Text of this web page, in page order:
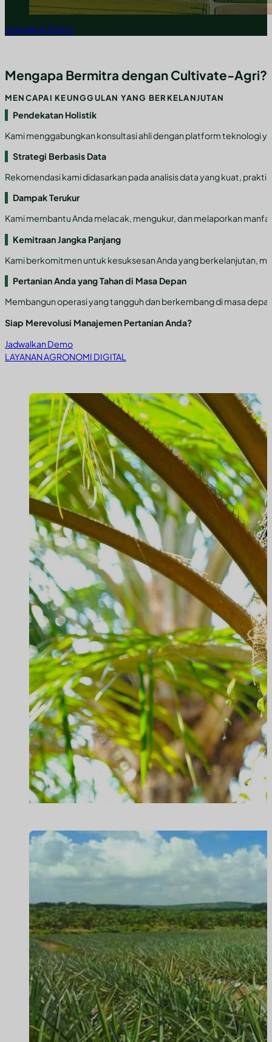
Jadwalkan Demo
Mengapa Bermitra dengan Cultivate-Agri?
MENCAPAI KEUNGGULAN YANG BERKELANJUTAN
Pendekatan Holistik
Kami menggabungkan konsultasi ahli dengan platform teknologi
Strategi Berbasis Data
Rekomendasi kami didasarkan pada analisis data yang kuat,
Dampak Terukur
Kami membantu Anda melacak, mengukur, dan melaporkan
Kemitraan Jangka Panjang
Kami berkomitmen untuk kesuksesan Anda yang berkelanjutan,
Pertanian Anda yang Tahan di Masa Depan
Membangun operasi yang tangguh dan berkembang di masa
Siap Merevolusi Manajemen Pertanian Anda?
Jadwalkan Demo
LAYANAN AGRONOMI DIGITAL